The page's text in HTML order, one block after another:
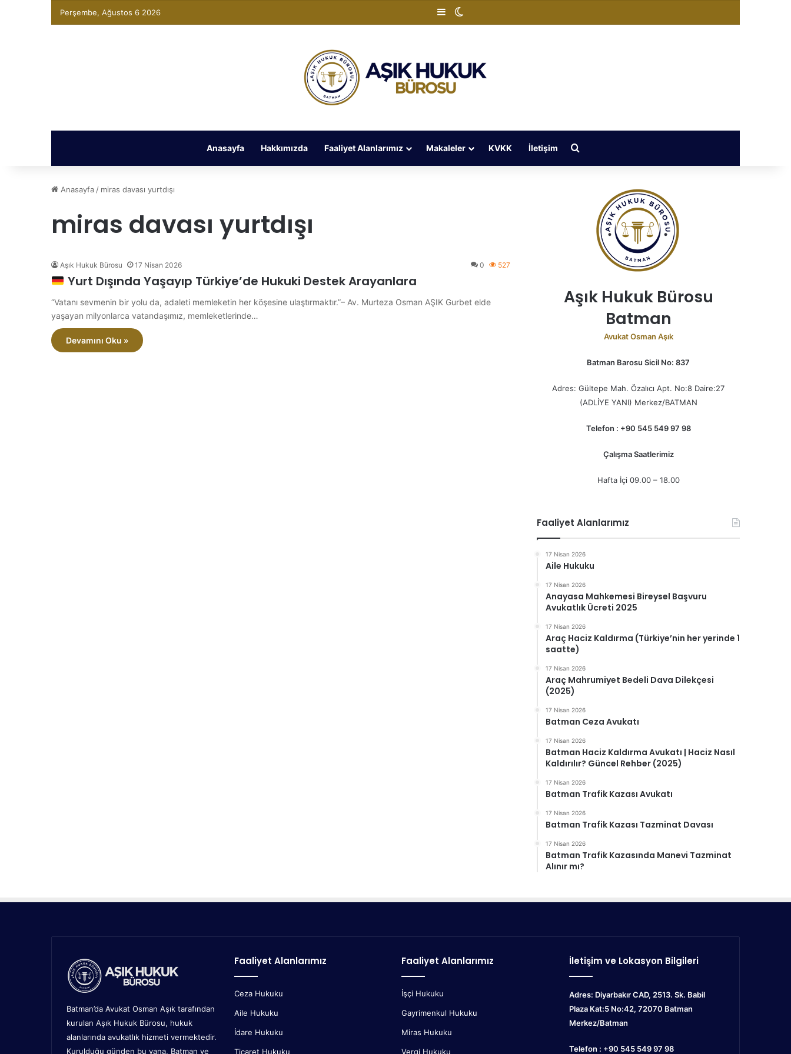
Perşembe, Ağustos 6 2026 Kenar Bölmesi
Anasayfa Hakkımızda Faaliyet Alanlarımız Makaleler KVKK İletişim
Anasayfa / miras davası yurtdışı
miras davası yurtdışı
Aşık Hukuk Bürosu 17 Nisan 2026 0 527
Yurt Dışında Yaşayıp Türkiye’de Hukuki Destek Arayanlara
“Vatanı sevmenin bir yolu da, adaleti memleketin her köşesine ulaştırmaktır.”– Av. Murteza Osman AŞIK Gurbet elde
yaşayan milyonlarca vatandaşımız, memleketlerinde…
Devamını Oku »
Aşık Hukuk Bürosu
Batman
Avukat Osman Aşık
Batman Barosu Sicil No: 837
Adres: Gültepe Mah. Özalıcı Apt. No:8 Daire:27
(ADLİYE YANI) Merkez/BATMAN
Telefon : +90 545 549 97 98
Çalışma Saatlerimiz
Hafta İçi 09.00 – 18.00
Faaliyet Alanlarımız
17 Nisan 2026
Aile Hukuku
17 Nisan 2026
Anayasa Mahkemesi Bireysel Başvuru
Avukatlık Ücreti 2025
17 Nisan 2026
Araç Haciz Kaldırma (Türkiye’nin her yerinde 1
saatte)
17 Nisan 2026
Araç Mahrumiyet Bedeli Dava Dilekçesi
(2025)
17 Nisan 2026
Batman Ceza Avukatı
17 Nisan 2026
Batman Haciz Kaldırma Avukatı | Haciz Nasıl
Kaldırılır? Güncel Rehber (2025)
17 Nisan 2026
Batman Trafik Kazası Avukatı
17 Nisan 2026
Batman Trafik Kazası Tazminat Davası
17 Nisan 2026
Batman Trafik Kazasında Manevi Tazminat
Alınır mı?
Batman’da Avukat Osman Aşık tarafından
kurulan Aşık Hukuk Bürosu, hukuk
alanlarında avukatlık hizmeti vermektedir.
Kurulduğu günden bu yana, Batman ve
Faaliyet Alanlarımız
Ceza Hukuku
Aile Hukuku
İdare Hukuku
Ticaret Hukuku
Faaliyet Alanlarımız
İşçi Hukuku
Gayrimenkul Hukuku
Miras Hukuku
Vergi Hukuku
İletişim ve Lokasyon Bilgileri
Adres: Diyarbakır CAD, 2513. Sk. Babil
Plaza Kat:5 No:42, 72070 Batman
Merkez/Batman
Telefon : +90 545 549 97 98